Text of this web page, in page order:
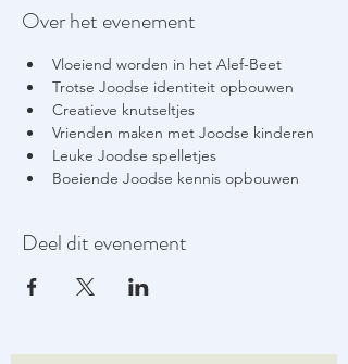
Over het evenement
Vloeiend worden in het Alef-Beet
Trotse Joodse identiteit opbouwen
Creatieve knutseltjes
Vrienden maken met Joodse kinderen
Leuke Joodse spelletjes
Boeiende Joodse kennis opbouwen
Deel dit evenement